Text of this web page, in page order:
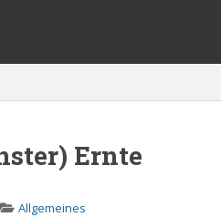
Ernte
Allgemeines